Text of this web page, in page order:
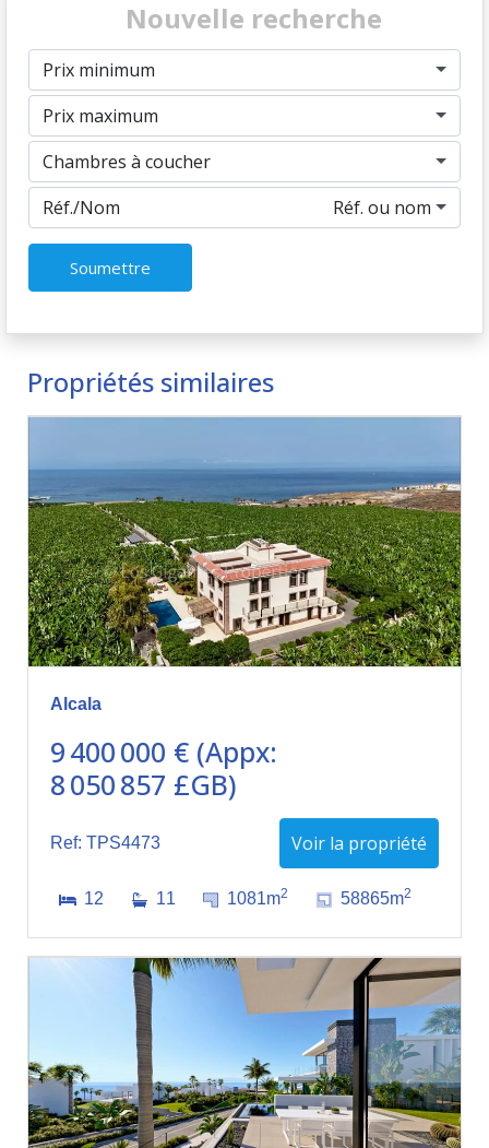
Nouvelle recherche
Prix minimum
Prix maximum
Chambres à coucher
Réf./Nom
Réf. ou nom
Soumettre
Propriétés similaires
Alcala
9 400 000 € (Appx:
8 050 857 £GB)
Ref: TPS4473 Voir la propriété
12 11 1081m2 58865m2